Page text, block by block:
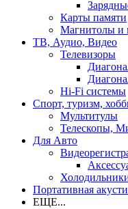
Карты памяти
Магнитолы и
ТВ, Аудио, Видео
Телевизоры
Hi-Fi системы
Спорт, туризм,
Мультитулы
Телескопы,
Для Авто
Портативная
ЕЩЕ...